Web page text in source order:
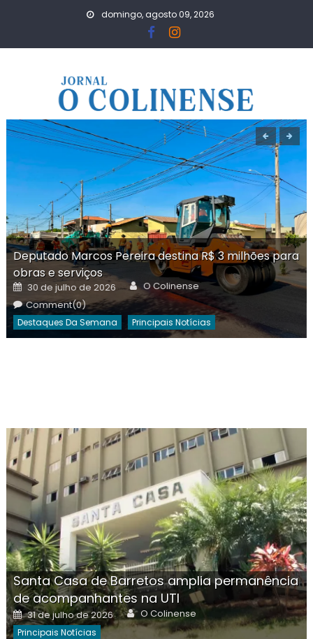
domingo, agosto 09, 2026
Deputado Marcos Pereira destina R$ 3 milhões para
obras e serviços
Posted
on
30 de julho de 2026 Author
O Colinense
Comment(0)
Destaques Da Semana Principais Notícias
Santa Casa de Barretos amplia permanência
de acompanhantes na UTI
Posted
on
31 de julho de 2026 Author
O Colinense
Principais Notícias